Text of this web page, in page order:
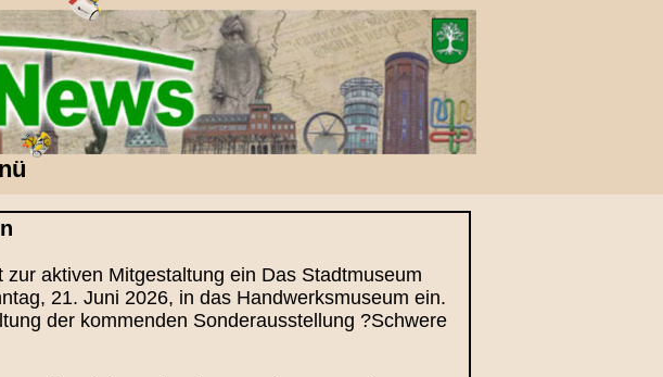
aktiven Mitgestaltung ein Das Stadtmuseum
21. Juni 2026, in das Handwerksmuseum ein.
der kommenden Sonderausstellung ?Schwere